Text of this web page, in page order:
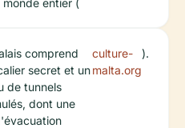
entier (
comprend
secret et un
de tunnels
dont une
culture-
malta.org
).